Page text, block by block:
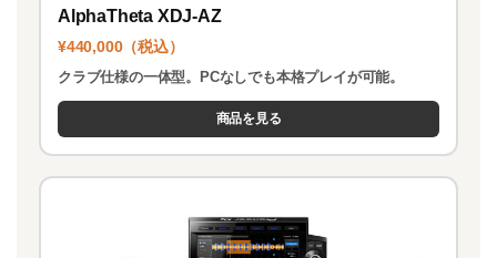
AlphaTheta XDJ-AZ
¥440,000（税込）
クラブ仕様の一体型。PCなしでも本格プレイが可能。
商品を見る